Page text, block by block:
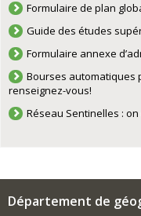
Formulaire de plan
Guide des études
Formulaire annexe
Bourses automatiques
renseignez-vous!
Réseau Sentinelles :
Département de